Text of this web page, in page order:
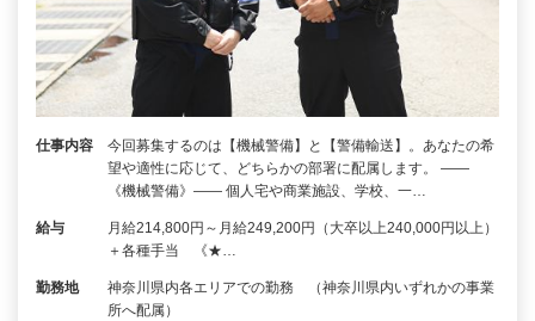
仕事内容
今回募集するのは【機械警備】と【警備輸送】。あなたの希
望や適性に応じて、どちらかの部署に配属します。 ――
《機械警備》―― 個人宅や商業施設、学校、一…
給与
月給214,800円～月給249,200円（大卒以上240,000円以上）
＋各種手当 《★…
勤務地
神奈川県内各エリアでの勤務 （神奈川県内いずれかの事業
所へ配属）